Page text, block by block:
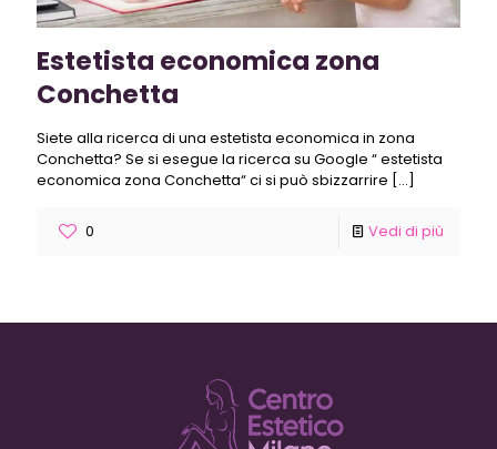
Estetista economica zona
Conchetta
Siete alla ricerca di una estetista economica in zona
Conchetta? Se si esegue la ricerca su Google “ estetista
economica zona Conchetta“ ci si può sbizzarrire […]
0 Vedi di più